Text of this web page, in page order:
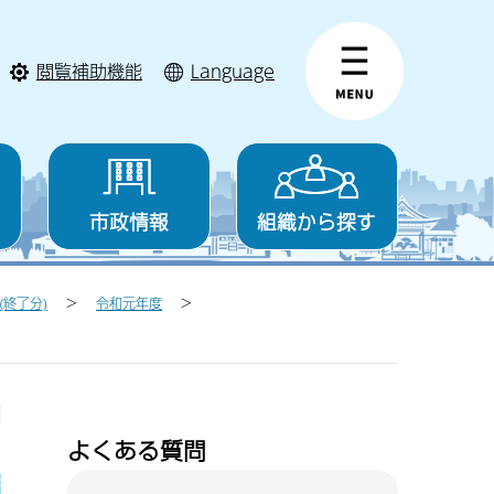
閲覧補助機能 Language
市政情報 組織から探す
了分)
令和元年度
よくある質問